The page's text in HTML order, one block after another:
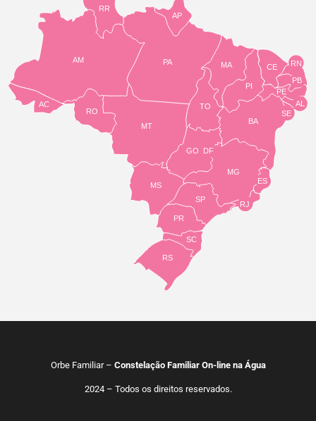
TO
BA
SE
PE
AL
RN
CE
PI
MA
AP
PA
RR
AM
AC
RO
MT
MS
GO
PR
SC
RS
SP
MG
RJ
ES
DF
PB
Orbe Familiar – Constelação Familiar On-line na Água
2024 – Todos os direitos reservados.